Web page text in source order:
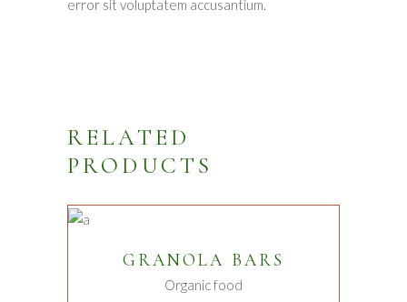
error sit voluptatem accusantium.
RELATED
PRODUCTS
GRANOLA BARS
Organic food